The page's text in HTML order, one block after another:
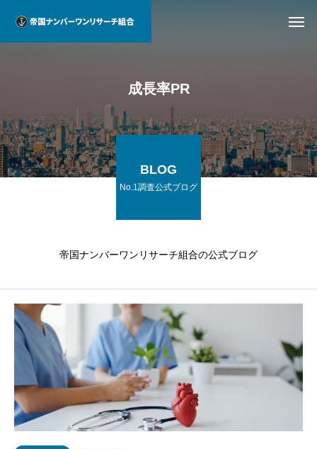
成長率PR
BLOG
No.1調査公式ブログ
帝国ナンバーワンリサーチ組合の公式ブログ